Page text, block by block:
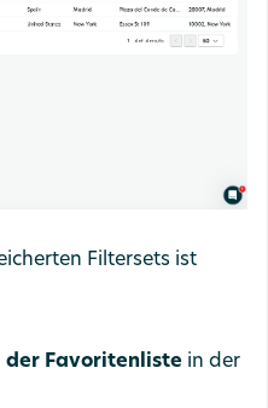
Filtersets ist
der Favoritenliste in der